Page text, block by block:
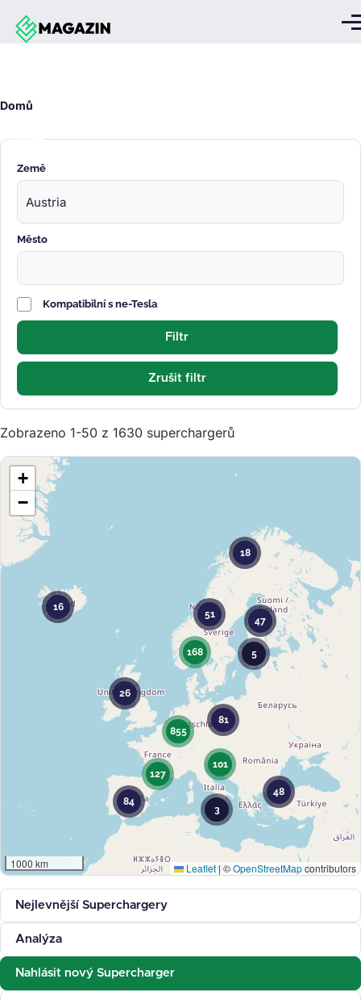
Přejít k hlavnímu obsahu
Domů
Země
Město
Kompatibilní s ne-Tesla
Zrušit filtr
Zobrazeno 1-50 z 1630 superchargerů
5
16
51
47
18
3
101
48
168
81
84
127
26
855
+
−
1000 km Leaflet|©OpenStreetMapcontributors
Nejlevnější Superchargery
Analýza
Nahlásit nový Supercharger